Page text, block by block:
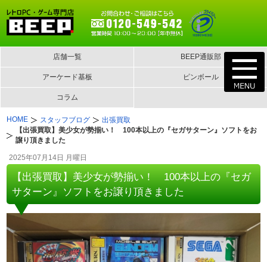
店舗一覧 BEEP通販部
アーケード基板 ピンボール
コラム
HOME スタッフブログ
出張買取
【出張買取】美少女が勢揃い！ 100本以上の『セガサターン』ソフトをお
譲り頂きました
2025年07月14日 月曜日
【出張買取】美少女が勢揃い！ 100本以上の『セガ
サターン』ソフトをお譲り頂きました